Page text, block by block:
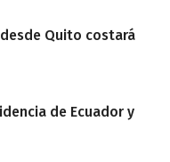
Quito costará
de Ecuador y